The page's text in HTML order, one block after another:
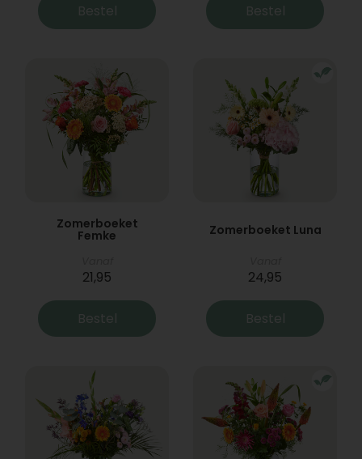
Bestel Bestel
Zomerboeket
Femke
21,95
Bestel
Zomerboeket Luna
24,95
Bestel